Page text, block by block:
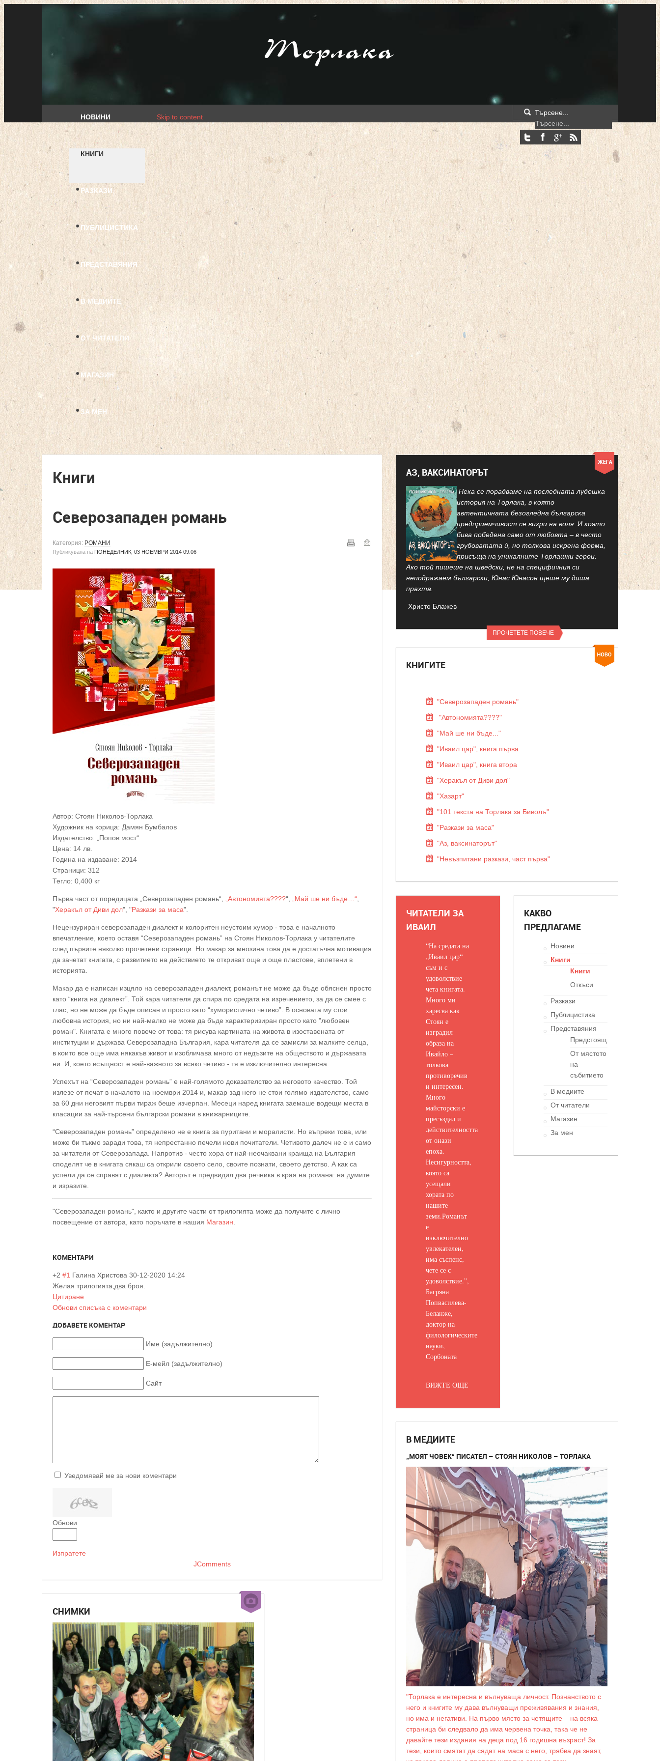
Торлака
НОВИНИ
КНИГИ
РАЗКАЗИ
ПУБЛИЦИСТИКА
ПРЕДСТАВЯНИЯ
В МЕДИИТЕ
ОТ ЧИТАТЕЛИ
МАГАЗИН
ЗА МЕН
Търсене...
Skip to content
Книги
Северозападен романь
Категория: РОМАНИ
Публикувана на ПОНЕДЕЛНИК, 03 НОЕМВРИ 2014 09:06
Автор: Стоян Николов-Торлака
Художник на корица: Дамян Бумбалов
Издателство: „Попов мост“
Цена: 14 лв.
Година на издаване: 2014
Страници: 312
Тегло: 0,400 кг
Първа част от поредицата „Северозападен романь“, „Автономията????“, „Май ше ни бъде…“
"Херакъл от Диви дол", "Разкази за маса".
Нецензуриран северозападен диалект и колоритен неустоим хумор - това е началното
впечатление, което оставя “Северозападен романь” на Стоян Николов-Торлака у читателите
след първите няколко прочетени страници. Но макар за мнозина това да е достатъчна мотивация
да зачетат книгата, с развитието на действието те откриват още и още пластове, вплетени в
историята.
Макар да е написан изцяло на северозападен диалект, романът не може да бъде обяснен просто
като “книга на диалект”. Той кара читателя да спира по средата на изречението, за да се смее с
глас, но не може да бъде описан и просто като “хумористично четиво”. В основата му стои
любовна история, но ни най-малко не може да бъде характеризиран просто като "любовен
роман". Книгата е много повече от това: тя рисува картината на живота в изоставената от
институции и държава Северозападна България, кара читателя да се замисли за малките селца,
в които все още има някакъв живот и изобличава много от недъзите на обществото и държавата
ни. И, което всъщност е най-важното за всяко четиво - тя е изключително интересна.
Успехът на “Северозападен романь” е най-голямото доказателство за неговото качество. Той
излезе от печат в началото на ноември 2014 и, макар зад него не стои голямо издателство, само
за 60 дни неговият първи тираж беше изчерпан. Месеци наред книгата заемаше водещи места в
класации за най-търсени български романи в книжарниците.
“Северозападен романь” определено не е книга за пуритани и моралисти. Но въпреки това, или
може би тъкмо заради това, тя непрестанно печели нови почитатели. Четивото далеч не е и само
за читатели от Северозапада. Напротив - често хора от най-неочаквани краища на България
споделят че в книгата сякаш са открили своето село, своите познати, своето детство. А как са
успели да се справят с диалекта? Авторът е предвидил два речника в края на романа: на думите
и изразите.
"Северозападен романь", както и другите части от трилогията може да получите с лично
посвещение от автора, като поръчате в нашия Магазин
КОМЕНТАРИ
+2 #1 Галина Христова 30-12-2020 14:24
Желая трилогията,два броя.
Цитиране
Обнови списъка с коментари
ДОБАВЕТЕ КОМЕНТАР
Име (задължително)
Е-мейл (задължително)
Сайт
Уведомявай ме за нови коментари
Обнови
Изпратете
JComments
АЗ, ВАКСИНАТОРЪТ
Нека се порадваме на последната лудешка
история на Торлака, в която
автентичната безогледна българска
предприемчивост се вихри на воля. И която
бива победена само от любовта – в често
грубоватата ѝ, но толкова искрена форма,
присъща на уникалните Торлашки герои.
Ако той пишеше на шведски, не на специфичния си
неподражаем български, Юнас Юнасон щеше му диша
прахта.
Христо Блажев
ПРОЧЕТЕТЕ ПОВЕЧЕ
КНИГИТЕ
"Северозападен романь"
"Автономията????"
"Май ше ни бъде..."
"Иваил цар", книга първа
"Иваил цар", книга втора
"Херакъл от Диви дол"
"Хазарт"
"101 текста на Торлака за Биволъ"
"Разкази за маса"
"Аз, ваксинаторът"
"Невъзпитани разкази, част първа"
ЧИТАТЕЛИ ЗА
ИВАИЛ
“На средата на
„Иваил цар“
съм и с
удоволствие
чета книгата.
Много ми
харесва как
Стоян е
изградил
образа на
Ивайло –
толкова
противоречив
и интересен.
Много
майсторски е
пресъздал и
действителността
от онази
епоха.
Несигурността,
която са
усещали
хората по
нашите
земи.Романът
е
изключително
увлекателен,
има съспенс,
чете се с
удоволствие.”,
Багряна
Попвасилева-
Беланже,
доктор на
филологическите
науки,
Сорбоната
ВИЖТЕ ОЩЕ
КАКВО
ПРЕДЛАГАМЕ
Новини
Книги
Книги
Откъси
Разкази
Публицистика
Представяния
Предстоящи
От мястото
на
събитието
В медиите
От читатели
Магазин
За мен
В МЕДИИТЕ
„МОЯТ ЧОВЕК“ ПИСАТЕЛ – СТОЯН НИКОЛОВ – ТОРЛАКА
"Торлака е интересна и вълнуваща личност. Познанството с
него и книгите му дава вълнуващи преживявания и знания,
но има и негативи. На първо място за четящите – на всяка
страница би следвало да има червена точка, така че не
давайте тези издания на деца под 16 годишна възраст! За
тези, които смятат да сядат на маса с него, трябва да знаят,
СНИМКИ